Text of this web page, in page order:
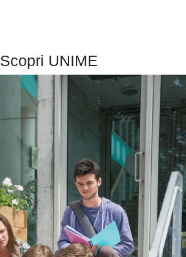
Scopri UNIME